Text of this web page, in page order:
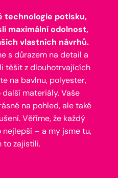
technologie potisku,
maximální odolnost,
vlastních návrhů.
s důrazem na detail a
těšit z dlouhotrvajících
na bavlnu, polyester,
další materiály. Vaše
na pohled, ale také
Věříme, že každý
nejlepší – a my jsme tu,
to zajistili.